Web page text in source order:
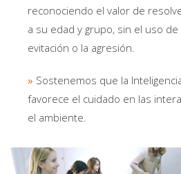
reconociendo el valor de
a su edad y grupo, sin el uso
evitación o la agresión.
» Sostenemos que la
favorece el cuidado en las
el ambiente.